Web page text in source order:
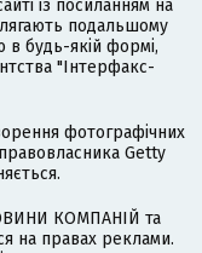
із посиланням на
подальшому
будь-якій формі,
"Інтерфакс-
фотографічних
Getty
КОМПАНІЙ та
на правах реклами.